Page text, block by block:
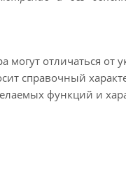
могут отличаться
справочный
функций и